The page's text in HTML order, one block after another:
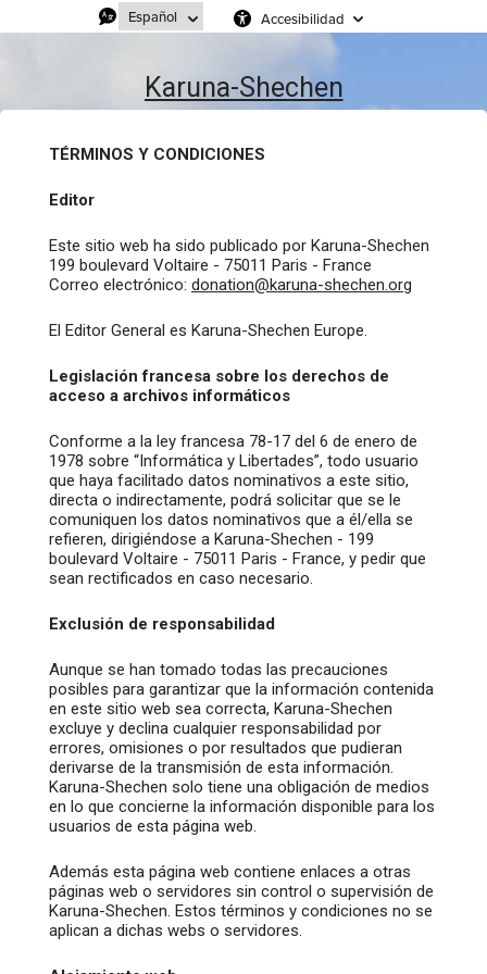
Karuna-Shechen
Accesibilidad
TÉRMINOS Y CONDICIONES
Editor
Este sitio web ha sido publicado por Karuna-Shechen
199 boulevard Voltaire - 75011 Paris - France
Correo electrónico: donation@karuna-shechen.org
El Editor General es Karuna-Shechen Europe.
Legislación francesa sobre los derechos de
acceso a archivos informáticos
Conforme a la ley francesa 78-17 del 6 de enero de
1978 sobre “Informática y Libertades”, todo usuario
que haya facilitado datos nominativos a este sitio,
directa o indirectamente, podrá solicitar que se le
comuniquen los datos nominativos que a él/ella se
refieren, dirigiéndose a Karuna-Shechen - 199
boulevard Voltaire - 75011 Paris - France, y pedir que
sean rectificados en caso necesario.
Exclusión de responsabilidad
Aunque se han tomado todas las precauciones
posibles para garantizar que la información contenida
en este sitio web sea correcta, Karuna-Shechen
excluye y declina cualquier responsabilidad por
errores, omisiones o por resultados que pudieran
derivarse de la transmisión de esta información.
Karuna-Shechen solo tiene una obligación de medios
en lo que concierne la información disponible para los
usuarios de esta página web.
Además esta página web contiene enlaces a otras
páginas web o servidores sin control o supervisión de
Karuna-Shechen. Estos términos y condiciones no se
aplican a dichas webs o servidores.